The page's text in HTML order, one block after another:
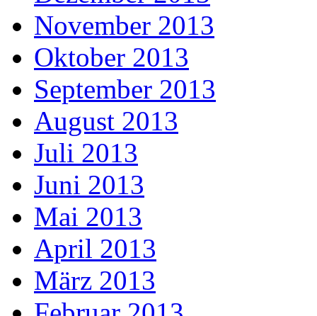
November 2013
Oktober 2013
September 2013
August 2013
Juli 2013
Juni 2013
Mai 2013
April 2013
März 2013